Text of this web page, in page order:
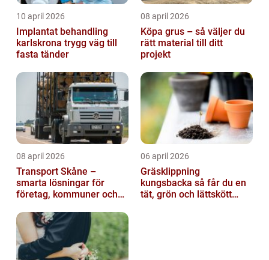
10 april 2026
Implantat behandling
karlskrona trygg väg till
fasta tänder
08 april 2026
Köpa grus – så väljer du
rätt material till ditt
projekt
08 april 2026
Transport Skåne –
smarta lösningar för
företag, kommuner och
06 april 2026
Gräsklippning
kungsbacka så får du en
tät, grön och lättskött